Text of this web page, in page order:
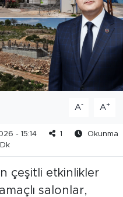
A- A+
- 15:14 1
Okunma
çeşitli etkinlikler
salonlar,